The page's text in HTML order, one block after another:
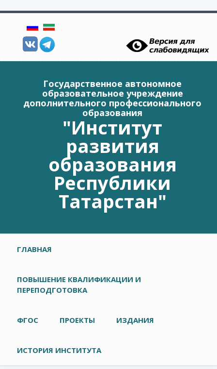
Государственное автономное
образовательное учреждение
дополнительного профессионального
образования
"Институт
развития
образования
Республики
Татарстан"
Главное меню
ГЛАВНАЯ
ПОВЫШЕНИЕ КВАЛИФИКАЦИИ И
ПЕРЕПОДГОТОВКА
ФГОС ПРОЕКТЫ ИЗДАНИЯ
ИСТОРИЯ ИНСТИТУТА